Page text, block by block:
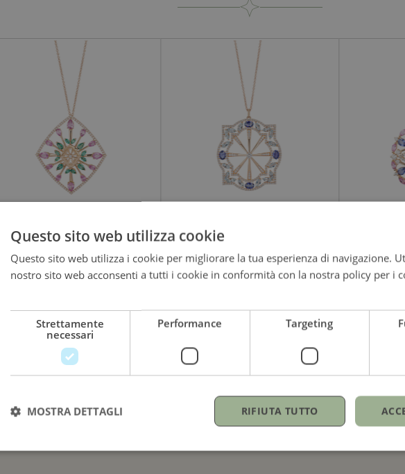
Forma Pietra
ECHO PALUMBO &
GIGANTE
Girocollo Scudo Sole Limited
Oro, zaffiri rosa, smeraldi e
12.900,00
ECHO PALUMBO &
GIGANTE
Ciondolo Scudo Limited
Oro, zaffiri, acqua marina e
14.400,00€
Girocollo
Oro
Questo sito web utilizza cookie
Questo sito web utilizza i cookie per migliorare la tua esperienza di navigazione.
nostro sito web acconsenti a tutti i cookie in conformità con la nostra policy per i
Strettamente
necessari
Performance Targeting
RIFIUTA TUTTO
MOSTRA DETTAGLI